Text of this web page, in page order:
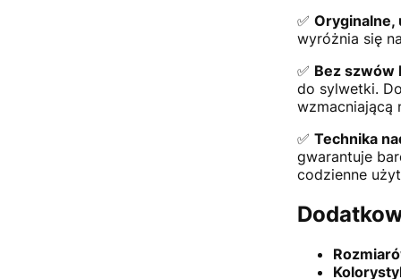
✅ Oryginalne,
wyróżnia się
✅ Bez szwów
do sylwetki.
wzmacniającą
✅ Technika
gwarantuje
codzienne